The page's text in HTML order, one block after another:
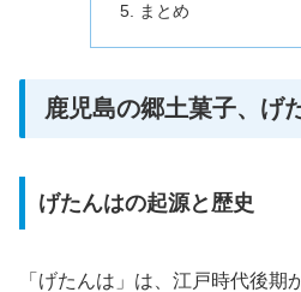
まとめ
鹿児島の郷土菓子、げ
げたんはの起源と歴史
「げたんは」は、江戸時代後期